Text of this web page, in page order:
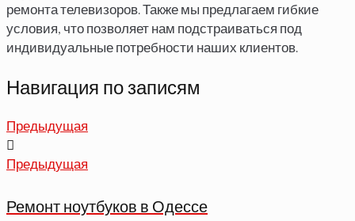
ремонта телевизоров. Также мы предлагаем гибкие
условия, что позволяет нам подстраиваться под
индивидуальные потребности наших клиентов.
Навигация по записям
Предыдущая
Предыдущая
Ремонт ноутбуков в Одессе